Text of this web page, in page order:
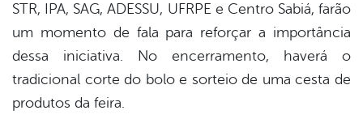
STR, IPA, SAG, ADESSU, UFRPE e Centro Sabiá, farão
um momento de fala para reforçar a importância
dessa iniciativa. No encerramento, haverá o
tradicional corte do bolo e sorteio de uma cesta de
produtos da feira.